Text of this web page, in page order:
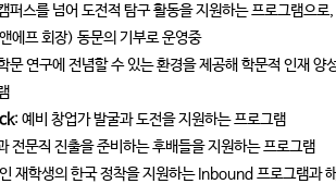
퍼스를 넘어 도전적 탐구 활동을 지원하는 프로그램으로
에프 회장) 동문의 기부로 운영중
문 연구에 전념할 수 있는 환경을 제공해 학문적 인재 양
: 예비 창업가 발굴과 도전을 지원하는 프로그램
전문직 진출을 준비하는 후배들을 지원하는 프로그램
재학생의 한국 정착을 지원하는 Inbound 프로그램과